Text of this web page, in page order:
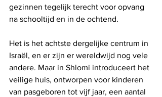
gezinnen tegelijk terecht voor opvang
na schooltijd en in de ochtend.
Het is het achtste dergelijke centrum in
Israël, en er zijn er wereldwijd nog vele
andere. Maar in Shlomi introduceert het
veilige huis, ontworpen voor kinderen
van pasgeboren tot vijf jaar, een aantal